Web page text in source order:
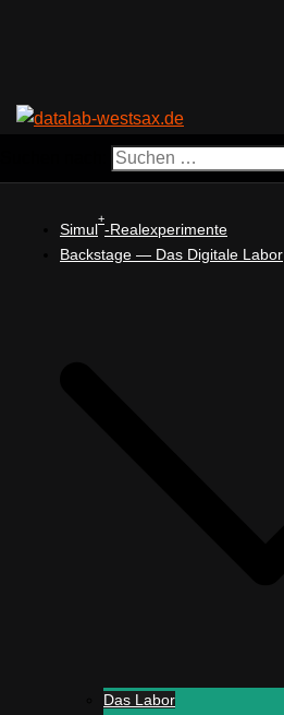
Simul
+
-Realexperimente
Backstage — Das Digitale Labor
Das Labor